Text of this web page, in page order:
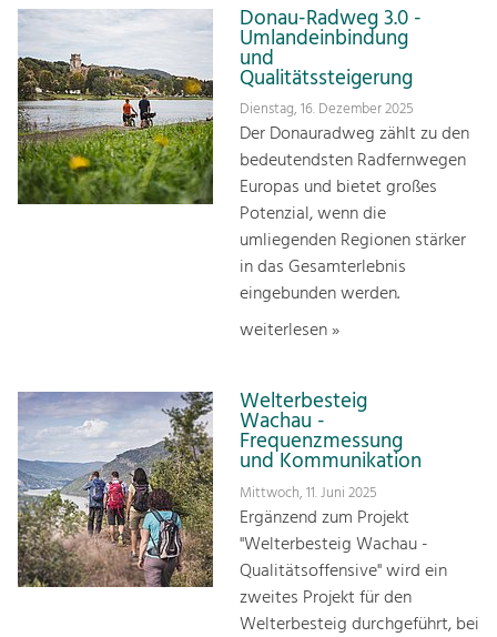
Kontakt
Angebotsentwicklung und
Positionierung.
Kunst & Kultur
Handwerk, Wissenschaft und Forschung.
Soziales, Bildung &
Gleichberechtigung, Jugend und
Mobilität & Energie
Wirtschaft
Steigerung regionaler Wertschöpfung
Donau-Radweg 3.0 -
Umlandeinbindung
und
Qualitätssteigerung
Dienstag, 16. Dezember 2025
Der Donauradweg zählt zu den
bedeutendsten Radfernwegen
Europas und bietet großes
Potenzial, wenn die
umliegenden Regionen stärker
in das Gesamterlebnis
eingebunden werden.
weiterlesen »
Welterbesteig
Wachau -
Frequenzmessung
und Kommunikation
Mittwoch, 11. Juni 2025
Ergänzend zum Projekt
"Welterbesteig Wachau -
Qualitätsoffensive" wird ein
zweites Projekt für den
Welterbesteig durchgeführt, bei